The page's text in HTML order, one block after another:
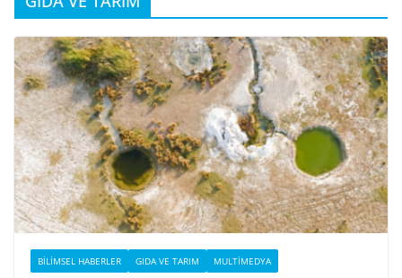
BILIMSEL HABERLER GIDA VE TARIM MULTIMEDYA